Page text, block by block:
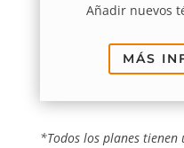
Añadir nuevos
MÁS
*Todos los planes